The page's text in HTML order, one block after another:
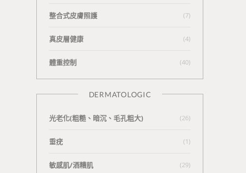
整合式皮膚照護 (7)
真皮層健康 (4)
體重控制 (40)
DERMATOLOGIC
光老化(粗糙、暗沉、毛孔粗大) (26)
垂疣 (1)
敏感肌/酒糟肌 (29)